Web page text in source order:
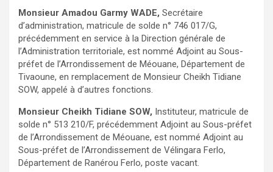
Monsieur Amadou Garmy WADE, Secrétaire
d’administration, matricule de solde n° 746 017/G,
précédemment en service à la Direction générale de
l’Administration territoriale, est nommé Adjoint au Sous-
préfet de l’Arrondissement de Méouane, Département de
Tivaoune, en remplacement de Monsieur Cheikh Tidiane
SOW, appelé à d’autres fonctions.
Monsieur Cheikh Tidiane SOW, Instituteur, matricule de
solde n° 513 210/F, précédemment Adjoint au Sous-préfet
de l’Arrondissement de Méouane, est nommé Adjoint au
Sous-préfet de l’Arrondissement de Vélingara Ferlo,
Département de Ranérou Ferlo, poste vacant.